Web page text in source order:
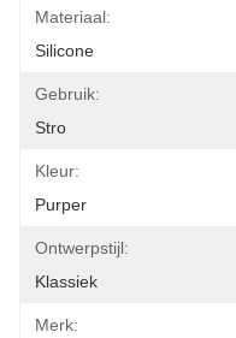
Materiaal:
Silicone
Gebruik:
Stro
Kleur:
Purper
Ontwerpstijl:
Klassiek
Merk: